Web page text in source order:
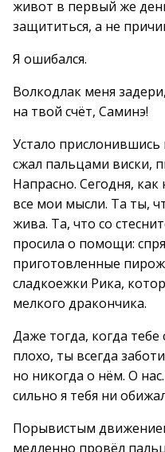
живот в первый же
защититься, а не
Я ошибался.
Волкодлак меня
на твой счёт, Саминэ!
Устало прислонившись
сжал пальцами виски,
Напрасно. Сегодня,
все мои мысли. Та ты,
жива. Та, что со
просила о помощи:
приготовленные
сладкоежки Рика,
мелкого дракончика.
Даже тогда, когда
плохо, ты всегда
но никогда о нём. О
сильно я тебя ни
Порывистым
медленно провёл